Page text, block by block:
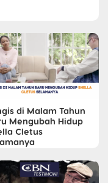
di Malam Tahun
Mengubah Hidup
Cletus